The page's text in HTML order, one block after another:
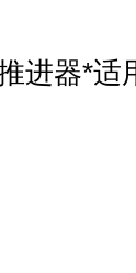
进器*适